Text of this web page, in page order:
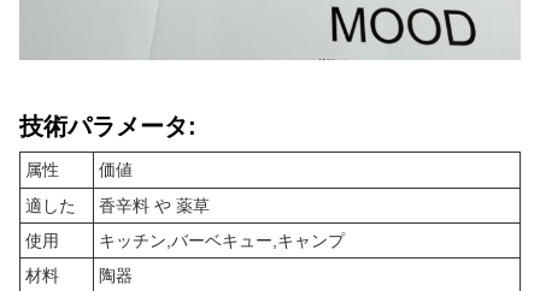
技術パラメータ:
属性
価値
適した
香辛料 や 薬草
使用
キッチン,バーベキュー,キャンプ
材料
陶器